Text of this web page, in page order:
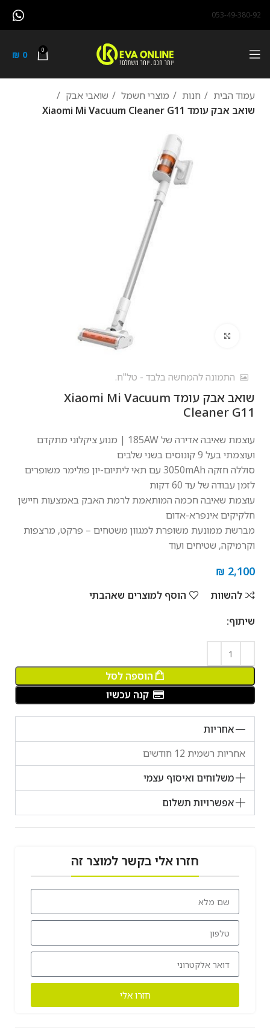
053-49-380-92
0
₪ 0
עמוד הבית חנות מוצרי חשמל
שואבי אבק
‏שואב אבק עומד Xiaomi Mi Vacuum Cleaner G11
התמונה להמחשה בלבד - טל"ח.
‏שואב אבק עומד Xiaomi Mi Vacuum
Cleaner G11
עוצמת שאיבה אדירה של 185AW | מנוע ציקלוני מתקדם
ועוצמתי בעל 9 קונוסים בשני שלבים
סוללה חזקה 3050mAh עם תאי ליתיום-יון פולימר משופרים
לזמן עבודה של עד 60 דקות
עוצמת שאיבה חכמה המותאמת לרמת האבק באמצעות חיישן
חלקיקים אינפרא-אדום
מברשת ממונעת משופרת למגוון משטחים – פרקט, מרצפות
וקרמיקה, שטיחים ועוד
₪ 2,100
להשוות
הוסף למוצרים שאהבתי
שיתוף:
הוספה לסל
קנה עכשיו
אחריות
אחריות רשמית 12 חודשים
משלוחים ואיסוף עצמי
אפשרויות תשלום
חזרו אלי בקשר למוצר זה
חזרו אלי